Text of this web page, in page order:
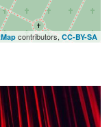
contributors, CC-BY-SA